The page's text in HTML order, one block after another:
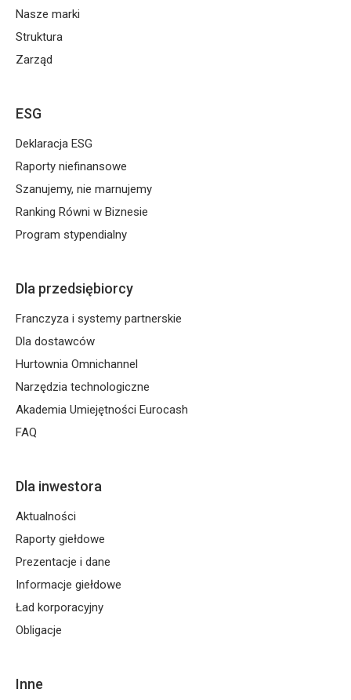
Nasze marki
Struktura
Zarząd
ESG
Deklaracja ESG
Raporty niefinansowe
Szanujemy, nie marnujemy
Ranking Równi w Biznesie
Program stypendialny
Dla przedsiębiorcy
Franczyza i systemy partnerskie
Dla dostawców
Hurtownia Omnichannel
Narzędzia technologiczne
Akademia Umiejętności Eurocash
FAQ
Dla inwestora
Aktualności
Raporty giełdowe
Prezentacje i dane
Informacje giełdowe
Ład korporacyjny
Obligacje
Inne